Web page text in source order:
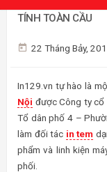
TÍNH TOÀN CẦU
22 Tháng Bảy,
In129.vn tự hào là
Nội được Công ty cổ
Tổ dân phố 4 –
làm đối tác in tem
phẩm và linh kiện
phối.